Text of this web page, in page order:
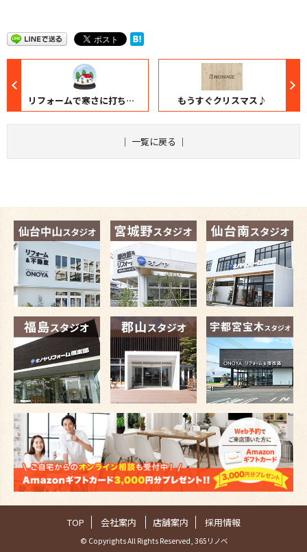
リフォームで寒さに打ち勝つ術 もうすぐクリスマス♪
｜ 一覧に戻る ｜
TOP 会社案内 店舗案内 採用情報
© Copyrights All Rights Reserved, 365リノベ